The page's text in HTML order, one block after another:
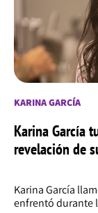
KARINA GARCÍA
Karina García
revelación de
Karina García
enfrentó durante